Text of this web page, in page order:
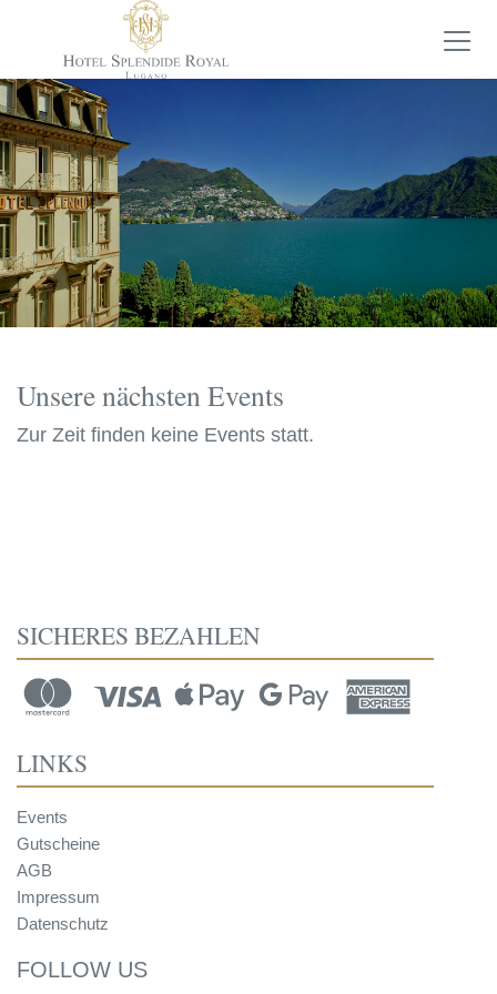
Unsere nächsten Events
Zur Zeit finden keine Events statt.
SICHERES BEZAHLEN
LINKS
Events
Gutscheine
AGB
Impressum
Datenschutz
FOLLOW US